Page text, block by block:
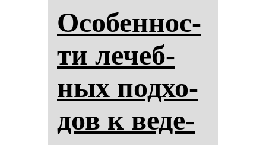
Осо­бен­нос­
ти ле­чеб­
ных под­хо­
дов к ве­де­